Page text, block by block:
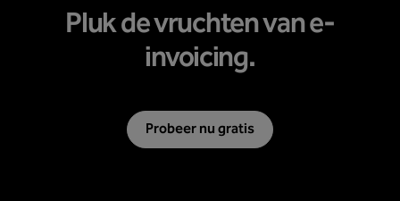
Pluk de vruchten van e-
invoicing.
Probeer nu gratis